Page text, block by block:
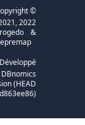
Développé
DBnomics
(HEAD
d863ee86)
©
2022
&